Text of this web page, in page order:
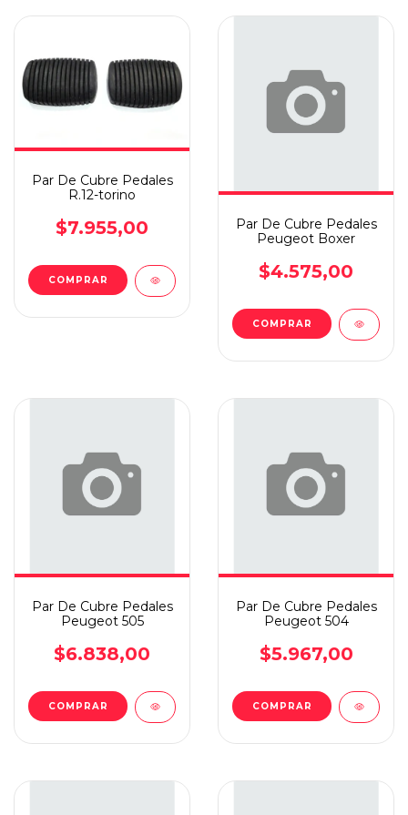
Par De Cubre Pedales
R.12-torino
$7.955,00
Par De Cubre Pedales
Peugeot Boxer
$4.575,00
Par De Cubre Pedales
Peugeot 505
$6.838,00
Par De Cubre Pedales
Peugeot 504
$5.967,00